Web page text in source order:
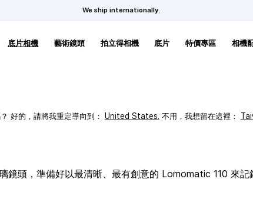
We ship internationally.
底片相機 藝術鏡頭 拍立得相機 底片 特價專區 相機
好的，請將我重定導向到： United States. 不用，我想留在這裡：
鏡頭，準備好以最清晰、最有創意的 Lomomatic 110 來記